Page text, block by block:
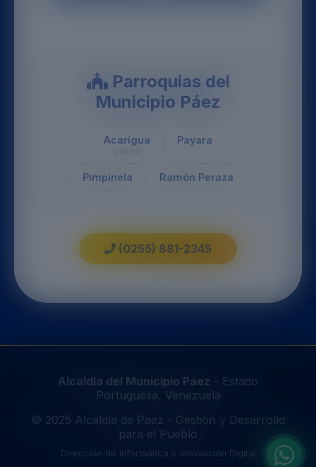
Parroquias del
Municipio Páez
Acarigua Payara
Pimpinela Ramón Peraza
(0255) 881-2345
Alcaldía del Municipio Páez - Estado
Portuguesa, Venezuela
© 2025 Alcaldía de Páez - Gestión y Desarrollo
para el Pueblo
Dirección de Informática e Innovación Digital